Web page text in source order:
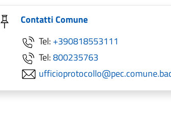
Contatti Comune
Tel: +390818553111
Tel:800235763